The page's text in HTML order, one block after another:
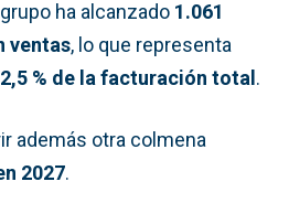
ha alcanzado 1.061
ventas, lo que representa
2,5 % de la facturación total.
además otra colmena
2027.